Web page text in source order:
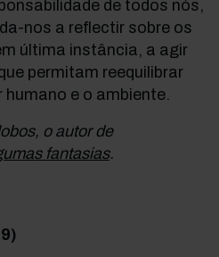
de todos nós,
nos a reflectir sobre os
última instância, a agir
permitam reequilibrar
e o ambiente.
o autor de
fantasias.